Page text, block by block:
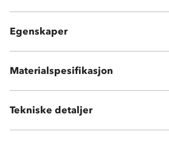
Egenskaper
Liten ventil for opppblåsning
Materialspesifikasjon
49 % polyester
2 % spandex
Tekniske detaljer
Vekt:260 gram